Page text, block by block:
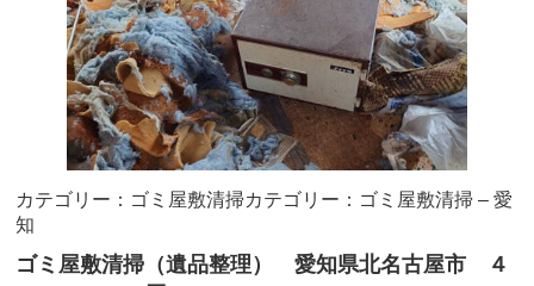
カテゴリー：ゴミ屋敷清掃カテゴリー：ゴミ屋敷清掃 – 愛
知
ゴミ屋敷清掃（遺品整理） 愛知県北名古屋市 ４